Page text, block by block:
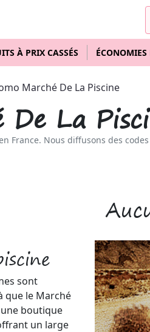
À PRIX CASSÉS
Marché De La Piscine
La
France. Nous diffusons des
sont
que le Marché
une boutique
un large